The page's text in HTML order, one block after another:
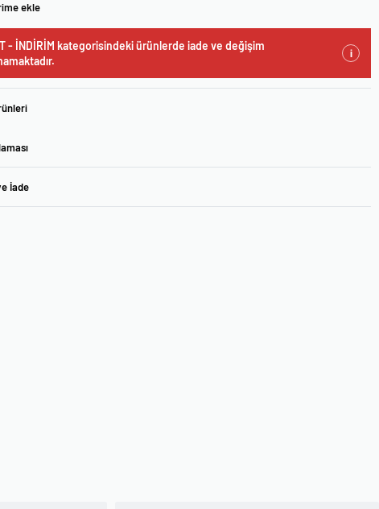
ekle
- İNDİRİM kategorisindeki ürünlerde iade ve değişim
i
İade